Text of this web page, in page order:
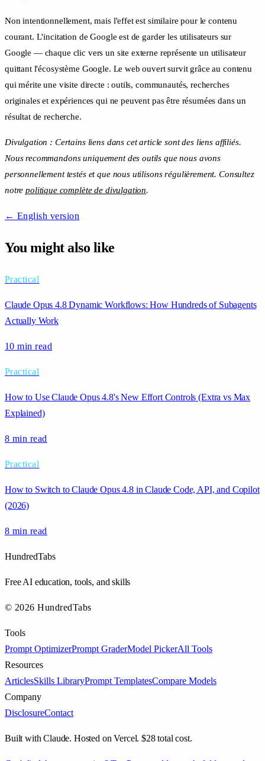
Non intentionnellement, mais l'effet est similaire pour le contenu
courant. L'incitation de Google est de garder les utilisateurs sur
Google — chaque clic vers un site externe représente un utilisateur
quittant l'écosystème Google. Le web ouvert survit grâce au contenu
qui mérite une visite directe : outils, communautés, recherches
originales et expériences qui ne peuvent pas être résumées dans un
résultat de recherche.
Divulgation : Certains liens dans cet article sont des liens affiliés.
Nous recommandons uniquement des outils que nous avons
personnellement testés et que nous utilisons régulièrement. Consultez
notrepolitique complète de divulgation.
← English version
You might also like
Practical
Claude Opus 4.8 Dynamic Workflows: How Hundreds of Subagents
Actually Work
10 min read
Practical
How to Use Claude Opus 4.8's New Effort Controls (Extra vs Max
Explained)
8 min read
Practical
How to Switch to Claude Opus 4.8 in Claude Code, API, and Copilot
(2026)
8 min read
HundredTabs
Free AI education, tools, and skills
© 2026 HundredTabs
Tools
Prompt OptimizerPrompt GraderModel PickerAll Tools
Resources
ArticlesSkills LibraryPrompt TemplatesCompare Models
Company
DisclosureContact
Built with Claude. Hosted on Vercel. $28 total cost.